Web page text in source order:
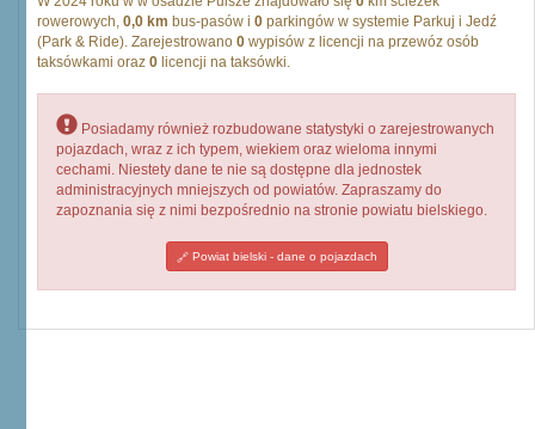
rowerowych, 0,0 km bus-pasów i 0 parkingów w systemie Parkuj i Jedź
(Park & Ride). Zarejestrowano 0 wypisów z licencji na przewóz osób
taksówkami oraz 0 licencji na taksówki.
Posiadamy również rozbudowane statystyki o zarejestrowanych
pojazdach, wraz z ich typem, wiekiem oraz wieloma innymi
cechami. Niestety dane te nie są dostępne dla jednostek
administracyjnych mniejszych od powiatów. Zapraszamy do
zapoznania się z nimi bezpośrednio na stronie powiatu bielskiego.
Powiat bielski - dane o pojazdach